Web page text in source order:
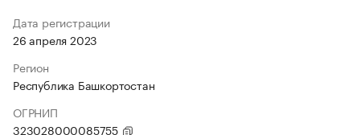
Дата регистрации
26 апреля 2023
Регион
Республика Башкортостан
ОГРНИП
323028000085755